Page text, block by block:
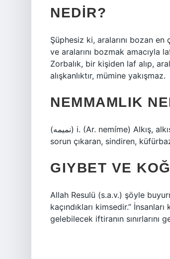
NEDIR?
Şüphesiz ki, aralarını bozan
ve aralarını bozmak amacıyla
Zorbalık, bir kişiden laf alıp,
alışkanlıktır, mümine yakışmaz.
NEMMAMLIK
(ﻧﻤﻴﻤﻪ) i. (Ar. nemíme) Alkış, alkış, alkış, alkış. Tür Nemîme-kar (ﻧﻤﻴﻤﻪ ﻛﺎﺭ). sıf. ve i. (-kār ekiyle Pers.)
sorun çıkaran, sindiren,
GIYBET VE
Allah Resulü (s.a.v.) şöyle
kaçındıkları kimsedir.”
gelebilecek iftiranın